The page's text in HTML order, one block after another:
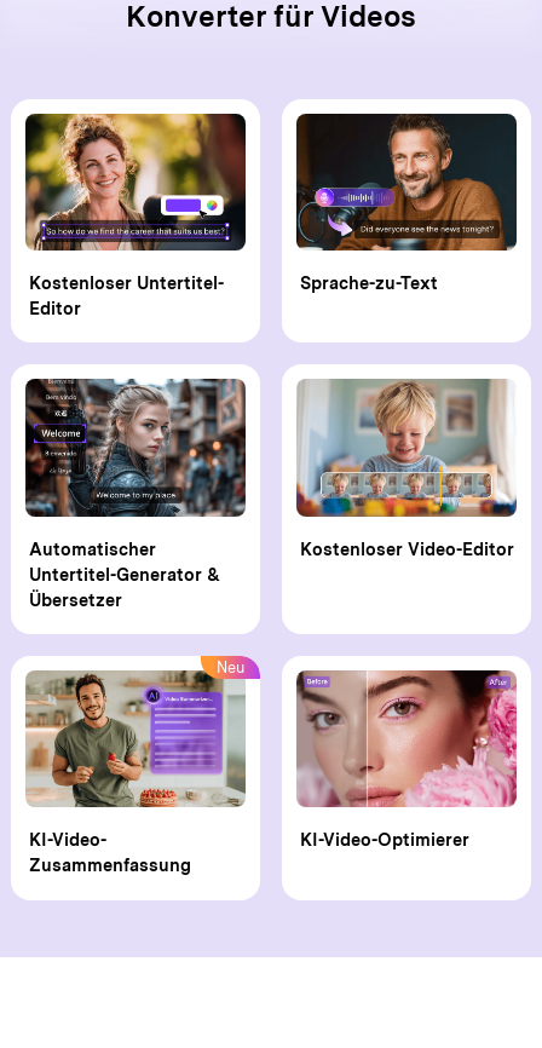
Konverter für Videos
Kostenloser Untertitel-
Editor
Sprache-zu-Text
Automatischer
Untertitel-Generator &
Übersetzer
Kostenloser Video-Editor
KI-Video-
Zusammenfassung
Neu
KI-Video-Optimierer